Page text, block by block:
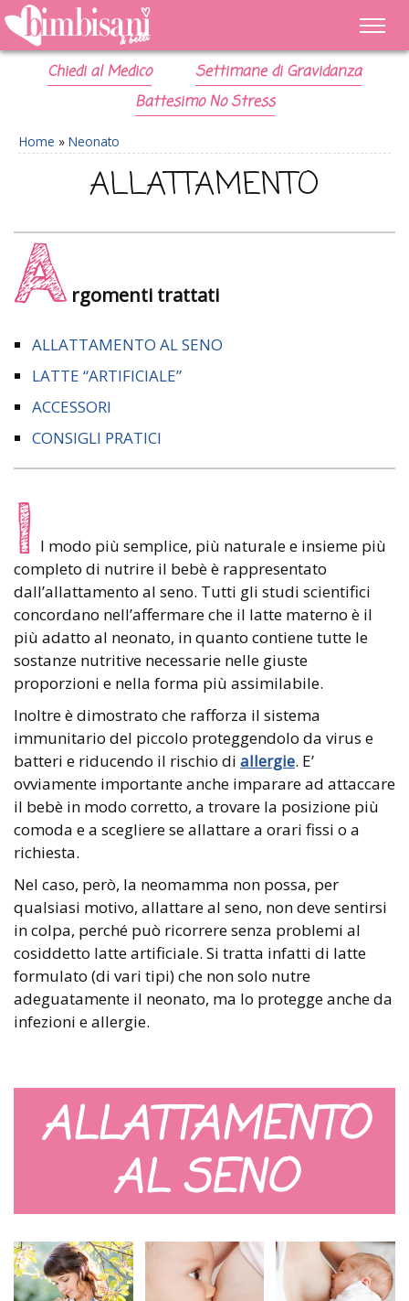
Chiedi al Medico
Settimane di Gravidanza
Battesimo No Stress
Home » Neonato
ALLATTAMENTO
A rgomenti trattati
ALLATTAMENTO AL SENO
LATTE “ARTIFICIALE”
ACCESSORI
CONSIGLI PRATICI
I l modo più semplice, più naturale e insieme più
completo di nutrire il bebè è rappresentato
dall’allattamento al seno. Tutti gli studi scientifici
concordano nell’affermare che il latte materno è il
più adatto al neonato, in quanto contiene tutte le
sostanze nutritive necessarie nelle giuste
proporzioni e nella forma più assimilabile.
Inoltre è dimostrato che rafforza il sistema
immunitario del piccolo proteggendolo da virus e
batteri e riducendo il rischio di allergie. E’
ovviamente importante anche imparare ad attaccare
il bebè in modo corretto, a trovare la posizione più
comoda e a scegliere se allattare a orari fissi o a
richiesta.
Nel caso, però, la neomamma non possa, per
qualsiasi motivo, allattare al seno, non deve sentirsi
in colpa, perché può ricorrere senza problemi al
cosiddetto latte artificiale. Si tratta infatti di latte
formulato (di vari tipi) che non solo nutre
adeguatamente il neonato, ma lo protegge anche da
infezioni e allergie.
ALLATTAMENTO
AL SENO